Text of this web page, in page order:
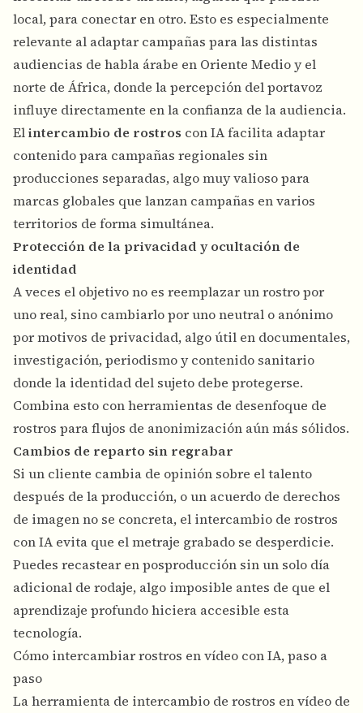
local, para conectar en otro. Esto es especialmente
relevante al adaptar campañas para las distintas
audiencias de habla árabe en Oriente Medio y el
norte de África, donde la percepción del portavoz
influye directamente en la confianza de la audiencia.
Elintercambio de rostros con IA facilita adaptar
contenido para campañas regionales sin
producciones separadas, algo muy valioso para
marcas globales que lanzan campañas en varios
territorios de forma simultánea.
Protección de la privacidad y ocultación de
identidad
A veces el objetivo no es reemplazar un rostro por
uno real, sino cambiarlo por uno neutral o anónimo
por motivos de privacidad, algo útil en documentales,
investigación, periodismo y contenido sanitario
donde la identidad del sujeto debe protegerse.
Combina esto conherramientas de desenfoque de
rostros para flujos de anonimización aún más sólidos.
Cambios de reparto sin regrabar
Si un cliente cambia de opinión sobre el talento
después de la producción, o un acuerdo de derechos
de imagen no se concreta, el intercambio de rostros
con IA evita que el metraje grabado se desperdicie.
Puedes recastear en posproducción sin un solo día
adicional de rodaje, algo imposible antes de que el
aprendizaje profundo hiciera accesible esta
tecnología.
Cómo intercambiar rostros en vídeo con IA, paso a
paso
La herramienta de intercambio de rostros en vídeo de